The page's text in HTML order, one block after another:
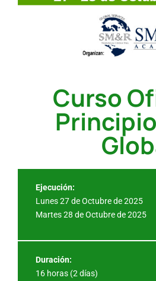
Curso
Ejecución:
Lunes 27 de Octubre de 2025
Martes 28 de Octubre de 2025
Duración:
16 horas (2 días)